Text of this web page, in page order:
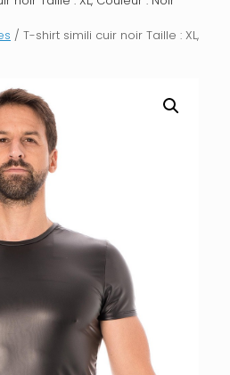
/ T-shirt simili cuir noir Taille : XL,